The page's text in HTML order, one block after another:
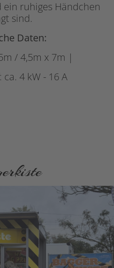
ruhiges Händchen
sind.
Daten:
/ 4,5m x 7m |
4 kW - 16 A